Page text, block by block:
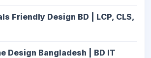
Friendly Design BD | LCP, CLS,
Design Bangladesh | BD IT